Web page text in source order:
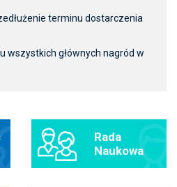
terminu dostarczenia
wszystkich głównych nagród w
Rada
Naukowa